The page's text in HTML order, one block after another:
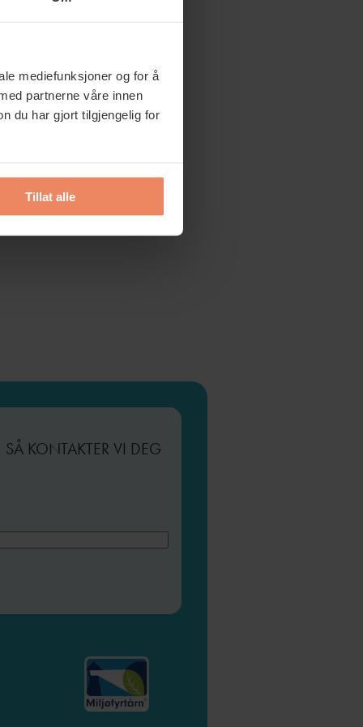
mediefunksjoner og for å
partnerne våre innen
du har gjort tilgjengelig for
Tillat alle
SÅ KONTAKTER VI DEG